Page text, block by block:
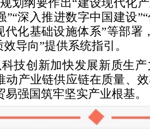
”“深入推进数字中国建设
代化基础设施体系”等部署
导向”提供系统指引。
技创新加快发展新质生
动产业链供应链在质量、
强国筑牢坚实产业根基。